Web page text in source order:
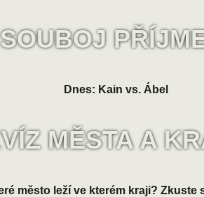
SOUBOJ
Dnes: Kain vs. Ábel
MĚSTA A
město leží ve kterém kraji? Zkuste